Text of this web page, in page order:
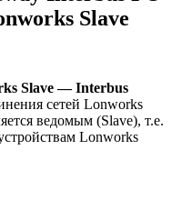
Slave
Slave — Interbus
сетей Lonworks
ведомым (Slave), т.е.
Lonworks